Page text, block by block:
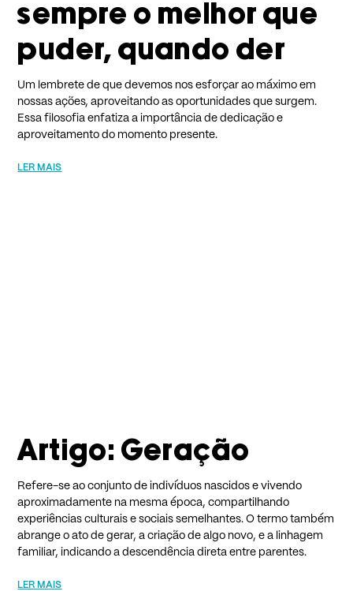
sempre o melhor que
puder, quando der
Um lembrete de que devemos nos esforçar ao máximo em
nossas ações, aproveitando as oportunidades que surgem.
Essa filosofia enfatiza a importância de dedicação e
aproveitamento do momento presente.
LER MAIS
Artigo: Geração
Refere-se ao conjunto de indivíduos nascidos e vivendo
aproximadamente na mesma época, compartilhando
experiências culturais e sociais semelhantes. O termo também
abrange o ato de gerar, a criação de algo novo, e a linhagem
familiar, indicando a descendência direta entre parentes.
LER MAIS